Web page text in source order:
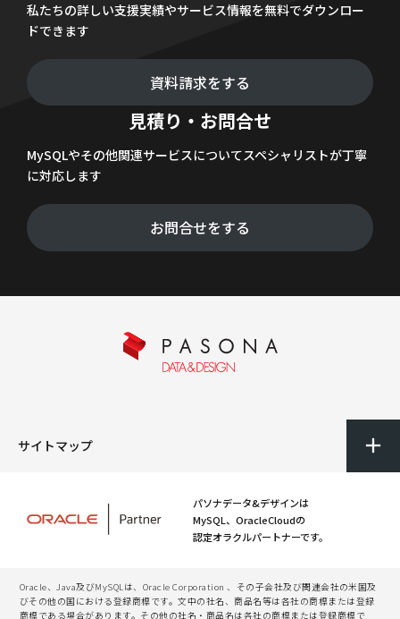
私たちの詳しい支援実績やサービス情報を無料でダウンロー
ドできます
資料請求をする
見積り・お問合せ
MySQLやその他関連サービスについてスペシャリストが丁寧
に対応します
お問合せをする
サイトマップ
パソナデータ&デザインは
MySQL、OracleCloudの
認定オラクルパートナーです。
Oracle、Java及びMySQLは、Oracle Corporation 、その子会社及び関連会社の米国及
びその他の国における登録商標です。文中の社名、商品名等は各社の商標または登録
商標である場合があります。その他の社名・商品名は各社の商標または登録商標で